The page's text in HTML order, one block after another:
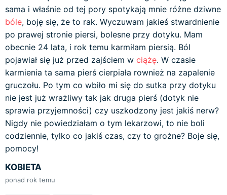
sama i właśnie od tej pory spotykają mnie różne dziwne
bóle, boję się, że to rak. Wyczuwam jakieś stwardnienie
po prawej stronie piersi, bolesne przy dotyku. Mam
obecnie 24 lata, i rok temu karmiłam piersią. Ból
pojawiał się już przed zajściem w ciążę. W czasie
karmienia ta sama pierś cierpiała rownież na zapalenie
gruczołu. Po tym co wbiło mi się do sutka przy dotyku
nie jest już wrażliwy tak jak druga pierś (dotyk nie
sprawia przyjemności) czy uszkodzony jest jakiś nerw?
Nigdy nie powiedziałam o tym lekarzowi, to nie boli
codziennie, tylko co jakiś czas, czy to grożne? Boje się,
pomocy!
KOBIETA
ponad rok temu